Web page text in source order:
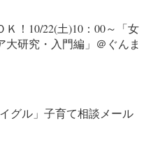
Ｋ！10/22(土)10：00～「女
研究・入門編」＠ぐんま
グル」子育て相談メール